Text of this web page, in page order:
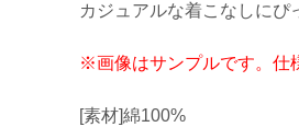
カジュアルな着こなしにぴ
※画像はサンプルです。仕
[素材]綿100%